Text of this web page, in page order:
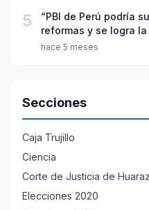
5
“PBI de Perú podría
reformas y se logra
hace 5 meses
Secciones
Caja Trujillo
Ciencia
Corte de Justicia de Huaraz
Elecciones 2020